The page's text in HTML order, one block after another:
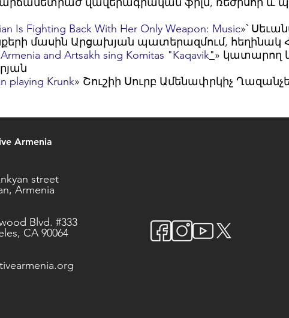
Is Fighting Back With Her Only Weapon: Music»՝
մասին Արցախյան պատերազմում, հեղինակ
and Artsakh sing Komitas "Kaqavik"» կատարող
playing Krunk» Շուշիի Սուրբ Ամենափրկիչ
Armenia
street
Armenia
Blvd. #333
CA 90064